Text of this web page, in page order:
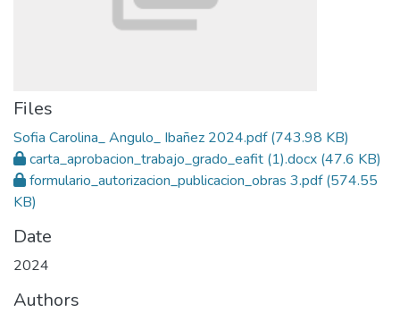
Files
Sofia Carolina_ Angulo_ Ibañez 2024.pdf(743.98 KB)
carta_aprobacion_trabajo_grado_eafit (1).docx (47.6 KB)
formulario_autorizacion_publicacion_obras 3.pdf(574.55
KB)
Date
2024
Authors